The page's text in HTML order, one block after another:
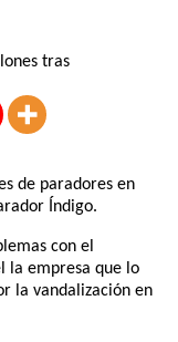
de paradores en
Índigo.
con el
la empresa que lo
la vandalización en